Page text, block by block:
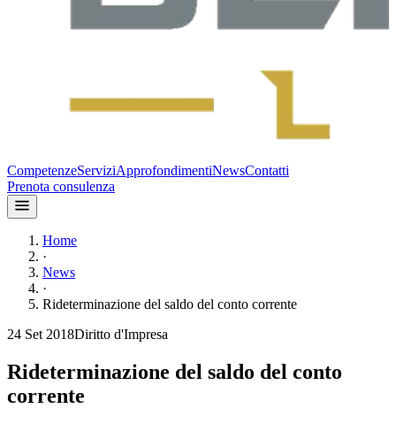
CompetenzeServiziApprofondimentiNewsContatti
Prenota consulenza
Home
·
News
·
Rideterminazione del saldo del conto corrente
24 Set 2018Diritto d'Impresa
Rideterminazione del saldo del conto
corrente